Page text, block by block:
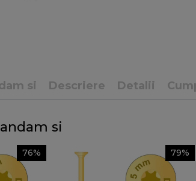
si Descriere Detalii
si
76% 79%